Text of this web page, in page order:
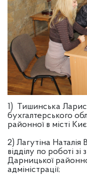
1) Тишинська
бухгалтерського
районної в місті
2) Лагутіна Наталія
відділу по роботі
Дарницької
адміністрації;